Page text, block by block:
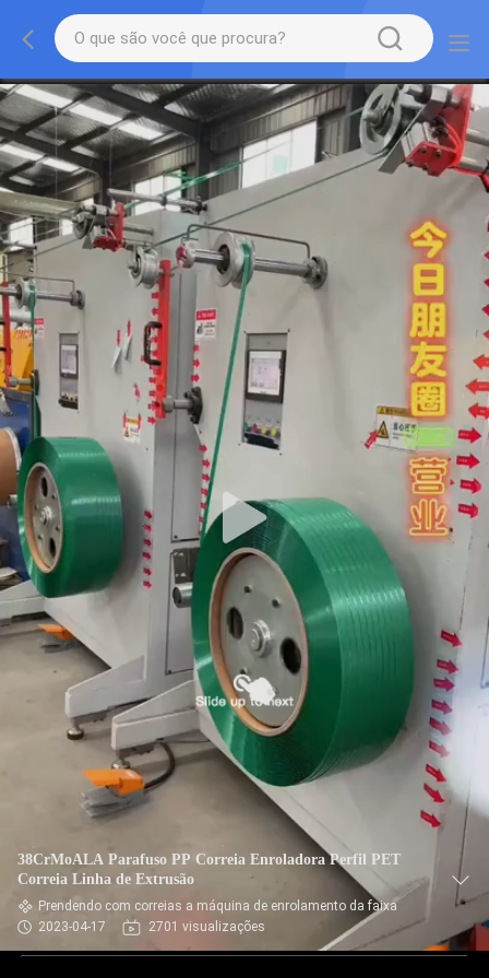
38CrMoALA Parafuso PP Correia Enroladora Perfil PET
Correia Linha de Extrusão
Prendendo com correias a máquina de enrolamento da faixa
2023-04-17
2701 visualizações